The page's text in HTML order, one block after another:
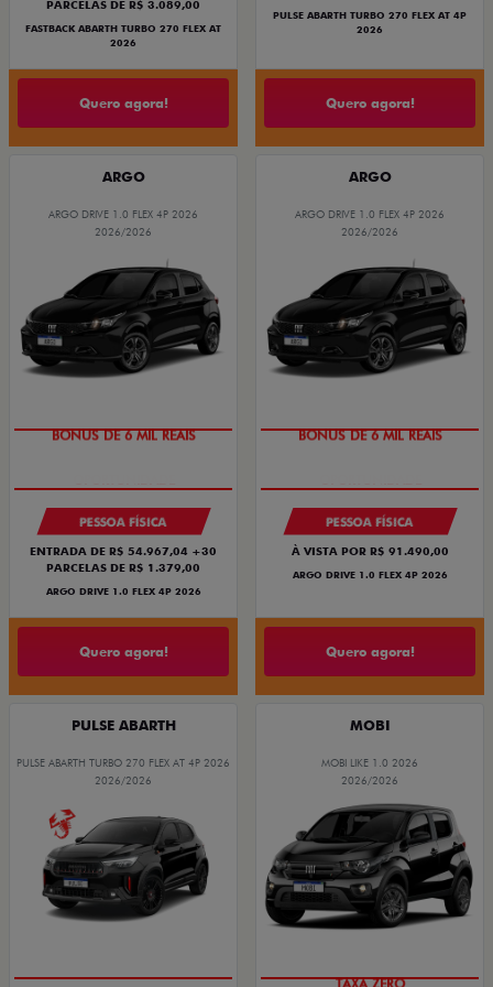
PARCELAS DE R$ 3.089,00
FASTBACK ABARTH TURBO 270 FLEX AT
2026
Quero agora!
PULSE ABARTH TURBO 270 FLEX AT 4P
2026
Quero agora!
ARGO
ARGO DRIVE 1.0 FLEX 4P 2026
2026/2026
BÔNUS DE 6 MIL REAIS
PESSOA FÍSICA
ENTRADA DE R$ 54.967,04 +30
PARCELAS DE R$ 1.379,00
ARGO DRIVE 1.0 FLEX 4P 2026
Quero agora!
ARGO
ARGO DRIVE 1.0 FLEX 4P 2026
2026/2026
BÔNUS DE 6 MIL REAIS
PESSOA FÍSICA
À VISTA POR R$ 91.490,00
ARGO DRIVE 1.0 FLEX 4P 2026
Quero agora!
PULSE ABARTH
PULSE ABARTH TURBO 270 FLEX AT 4P 2026
2026/2026
MOBI
MOBI LIKE 1.0 2026
2026/2026